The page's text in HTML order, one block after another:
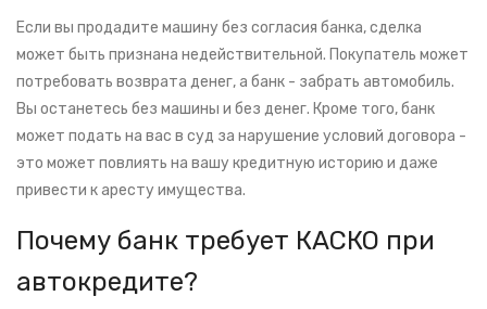
Если вы продадите машину без согласия банка, сделка
может быть признана недействительной. Покупатель может
потребовать возврата денег, а банк - забрать автомобиль.
Вы останетесь без машины и без денег. Кроме того, банк
может подать на вас в суд за нарушение условий договора -
это может повлиять на вашу кредитную историю и даже
привести к аресту имущества.
Почему банк требует КАСКО при
автокредите?